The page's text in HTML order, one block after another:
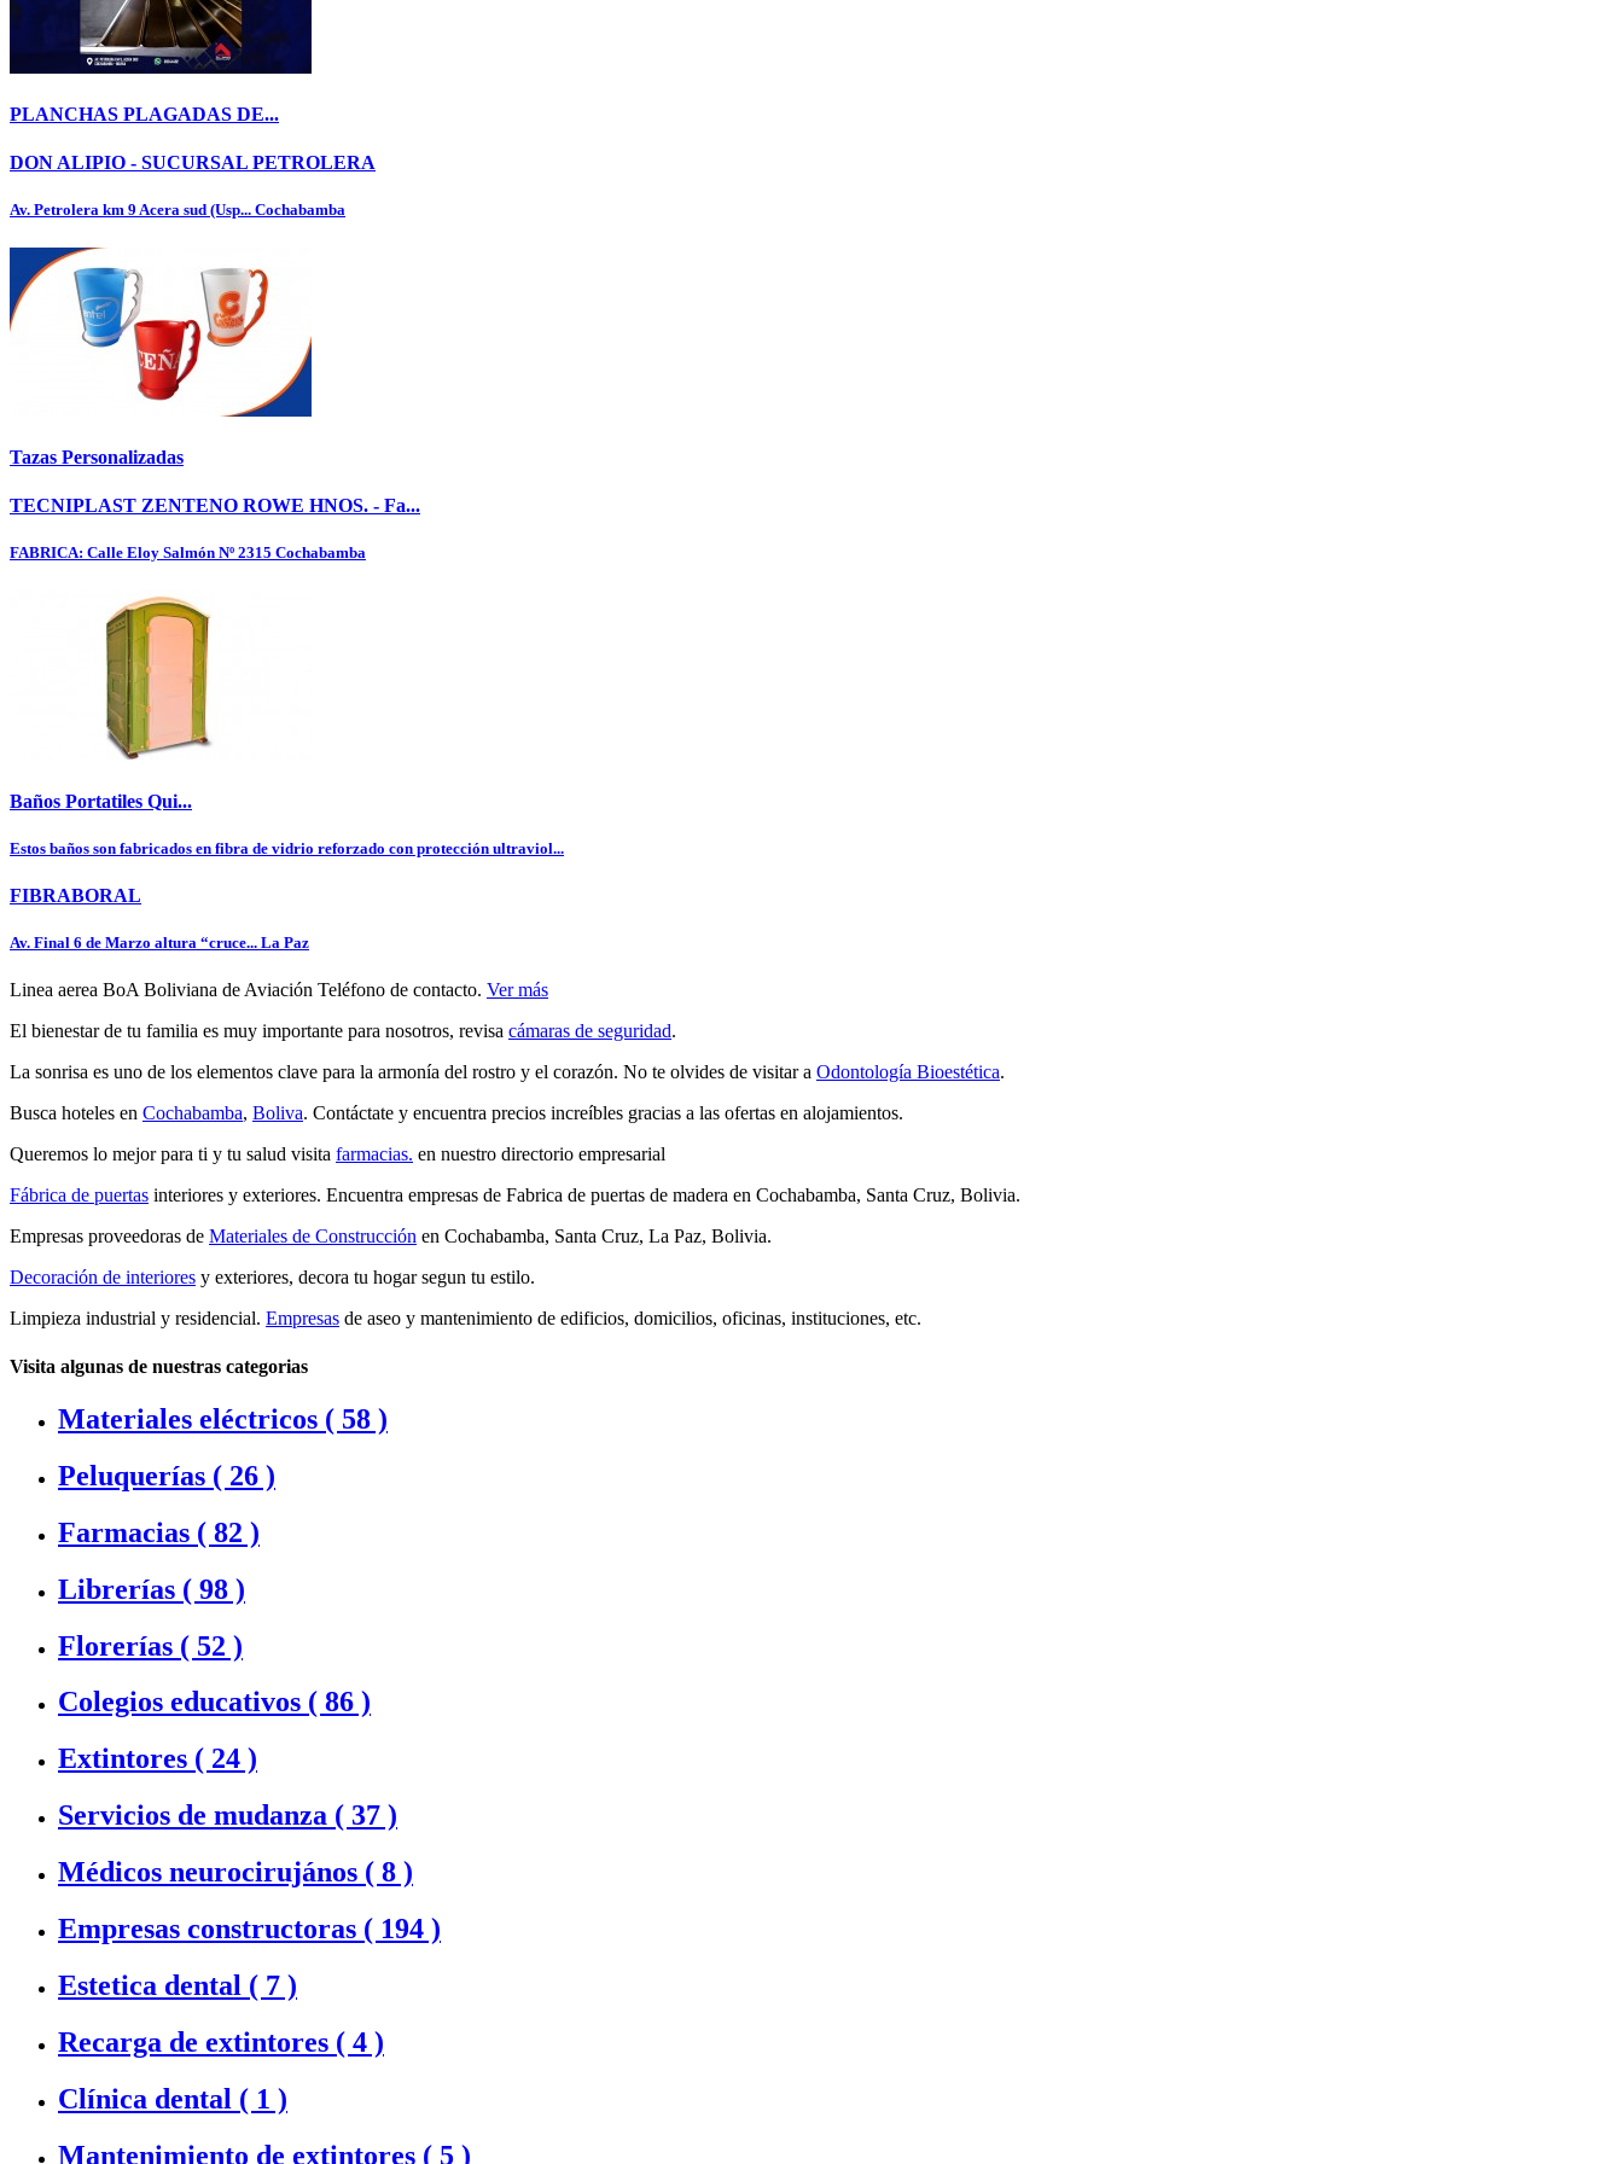
PLANCHAS PLAGADAS DE...
DON ALIPIO - SUCURSAL PETROLERA
Av. Petrolera km 9 Acera sud (Usp... Cochabamba
Tazas Personalizadas
TECNIPLAST ZENTENO ROWE HNOS. - Fa...
FABRICA: Calle Eloy Salmón Nº 2315 Cochabamba
Baños Portatiles Qui...
Estos baños son fabricados en fibra de vidrio reforzado con protección ultraviol...
FIBRABORAL
Av. Final 6 de Marzo altura “cruce... La Paz
Linea aerea BoA Boliviana de Aviación Teléfono de contacto. Ver más
El bienestar de tu familia es muy importante para nosotros, revisa cámaras de seguridad.
La sonrisa es uno de los elementos clave para la armonía del rostro y el corazón. No te olvides de visitar a Odontología Bioestética.
Busca hoteles en Cochabamba, Boliva. Contáctate y encuentra precios increíbles gracias a las ofertas en alojamientos.
Queremos lo mejor para ti y tu salud visita farmacias. en nuestro directorio empresarial
Fábrica de puertas interiores y exteriores. Encuentra empresas de Fabrica de puertas de madera en Cochabamba, Santa Cruz, Bolivia.
Empresas proveedoras de Materiales de Construcción en Cochabamba, Santa Cruz, La Paz, Bolivia.
Decoración de interiores y exteriores, decora tu hogar segun tu estilo.
Limpieza industrial y residencial. Empresas de aseo y mantenimiento de edificios, domicilios, oficinas, instituciones, etc.
Visita algunas de nuestras categorias
Materiales eléctricos ( 58 )
Peluquerías ( 26 )
Farmacias ( 82 )
Librerías ( 98 )
Florerías ( 52 )
Colegios educativos ( 86 )
Extintores ( 24 )
Servicios de mudanza ( 37 )
Médicos neurocirujános ( 8 )
Empresas constructoras ( 194 )
Estetica dental ( 7 )
Recarga de extintores ( 4 )
Clínica dental ( 1 )
Mantenimiento de extintores ( 5 )